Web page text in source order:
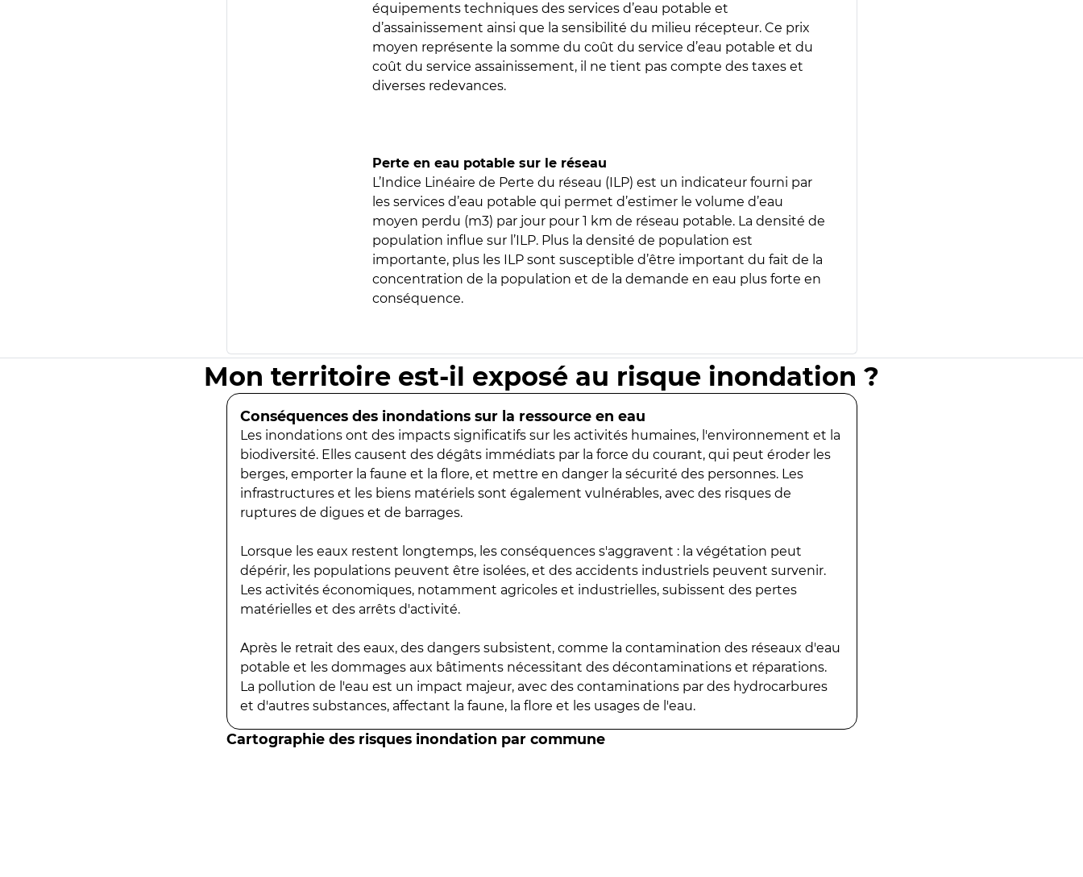
équipements techniques des services d’eau potable et
d’assainissement ainsi que la sensibilité du milieu récepteur. Ce prix
moyen représente la somme du coût du service d’eau potable et du
coût du service assainissement, il ne tient pas compte des taxes et
diverses redevances.
Perte en eau potable sur le réseau
L’Indice Linéaire de Perte du réseau (ILP) est un indicateur fourni par
les services d’eau potable qui permet d’estimer le volume d’eau
moyen perdu (m3) par jour pour 1 km de réseau potable. La densité de
population influe sur l’ILP. Plus la densité de population est
importante, plus les ILP sont susceptible d’être important du fait de la
concentration de la population et de la demande en eau plus forte en
conséquence.
Mon territoire est-il exposé au risque inondation ?
Conséquences des inondations sur la ressource en eau
Les inondations ont des impacts significatifs sur les activités humaines, l'environnement et la
biodiversité. Elles causent des dégâts immédiats par la force du courant, qui peut éroder les
berges, emporter la faune et la flore, et mettre en danger la sécurité des personnes. Les
infrastructures et les biens matériels sont également vulnérables, avec des risques de
ruptures de digues et de barrages.
Lorsque les eaux restent longtemps, les conséquences s'aggravent : la végétation peut
dépérir, les populations peuvent être isolées, et des accidents industriels peuvent survenir.
Les activités économiques, notamment agricoles et industrielles, subissent des pertes
matérielles et des arrêts d'activité.
Après le retrait des eaux, des dangers subsistent, comme la contamination des réseaux d'eau
potable et les dommages aux bâtiments nécessitant des décontaminations et réparations.
La pollution de l'eau est un impact majeur, avec des contaminations par des hydrocarbures
et d'autres substances, affectant la faune, la flore et les usages de l'eau.
Cartographie des risques inondation par commune